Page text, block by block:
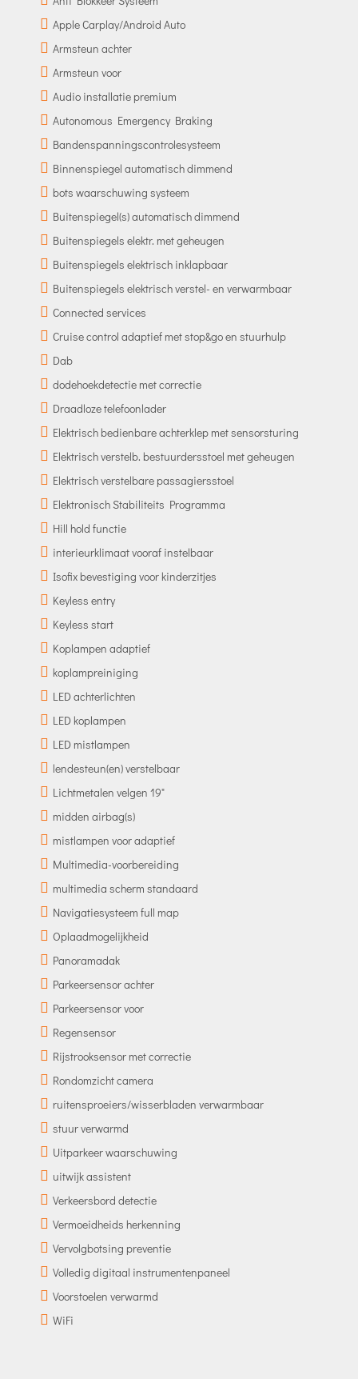
Apple Carplay/Android Auto
Armsteun achter
Armsteun voor
Audio installatie premium
Autonomous Emergency Braking
Bandenspanningscontrolesysteem
Binnenspiegel automatisch dimmend
bots waarschuwing systeem
Buitenspiegel(s) automatisch dimmend
Buitenspiegels elektr. met geheugen
Buitenspiegels elektrisch inklapbaar
Buitenspiegels elektrisch verstel- en verwarmbaar
Connected services
Cruise control adaptief met stop&go en stuurhulp
Dab
dodehoekdetectie met correctie
Draadloze telefoonlader
Elektrisch bedienbare achterklep met sensorsturing
Elektrisch verstelb. bestuurdersstoel met geheugen
Elektrisch verstelbare passagiersstoel
Elektronisch Stabiliteits Programma
Hill hold functie
interieurklimaat vooraf instelbaar
Isofix bevestiging voor kinderzitjes
Keyless entry
Keyless start
Koplampen adaptief
koplampreiniging
LED achterlichten
LED koplampen
LED mistlampen
lendesteun(en) verstelbaar
Lichtmetalen velgen 19"
midden airbag(s)
mistlampen voor adaptief
Multimedia-voorbereiding
multimedia scherm standaard
Navigatiesysteem full map
Oplaadmogelijkheid
Panoramadak
Parkeersensor achter
Parkeersensor voor
Regensensor
Rijstrooksensor met correctie
Rondomzicht camera
ruitensproeiers/wisserbladen verwarmbaar
stuur verwarmd
Uitparkeer waarschuwing
uitwijk assistent
Verkeersbord detectie
Vermoeidheids herkenning
Vervolgbotsing preventie
Volledig digitaal instrumentenpaneel
Voorstoelen verwarmd
WiFi